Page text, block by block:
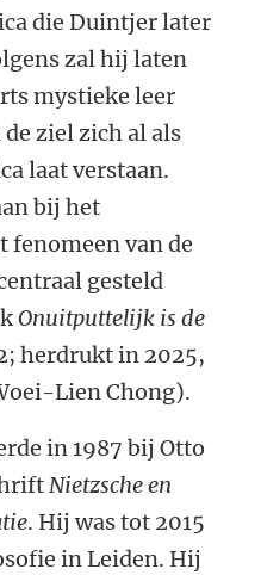
die Duintjer later
zal hij laten
mystieke leer
ziel zich al als
laat verstaan.
bij het
fenomeen van de
gesteld
Onuitputtelijk is de
herdrukt in 2025,
Lien Chong).
in 1987 bij Otto
Nietzsche en
. Hij was tot 2015
in Leiden. Hij